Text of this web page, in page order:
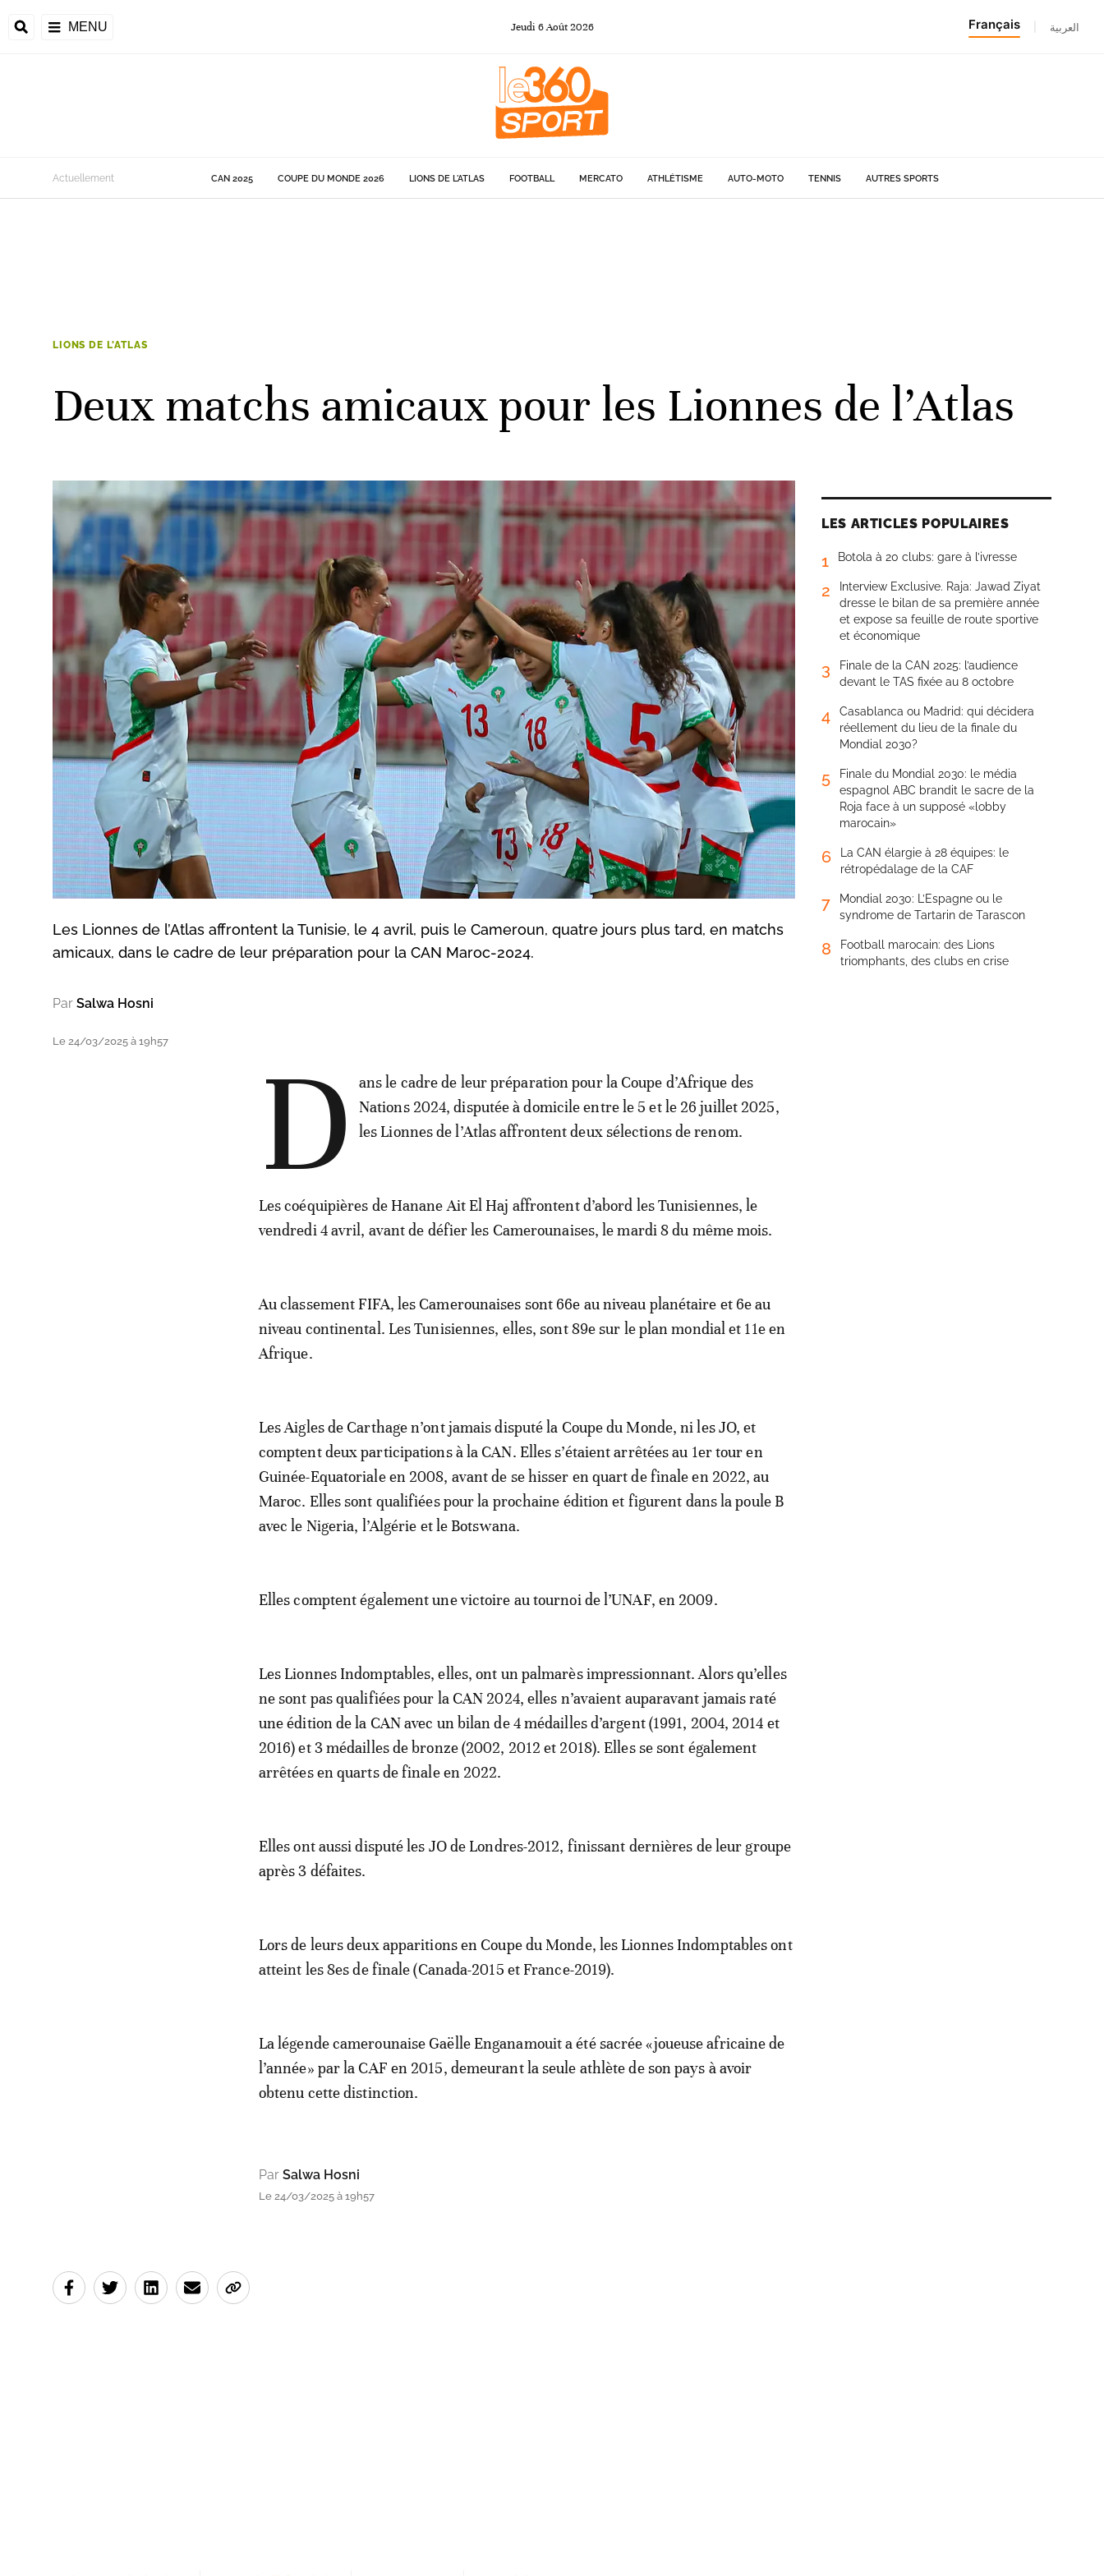
MENU Jeudi 6Août 2026 Français العربية
de la CAF
Actuellement CAN 2025 COUPE DU MONDE 2026 LIONS DE L'ATLAS FOOTBALL MERCATO ATHLÉTISME AUTO-MOTO TENNIS AUTRES SPORTS
LIONS DE L'ATLAS
Deux matchs amicaux pour les Lionnes de l’Atlas
Les Lionnes de l’Atlas affrontent la Tunisie, le 4 avril, puis le Cameroun, quatre jours plus tard, en matchs
amicaux, dans le cadre de leur préparation pour la CAN Maroc-2024.
Par Salwa Hosni
Le 24/03/2025 à 19h57 D
ans le cadre de leur préparation pour la Coupe d’Afrique des
Nations 2024, disputée à domicile entre le 5 et le 26 juillet 2025,
les Lionnes de l’Atlas affrontent deux sélections de renom.
Les coéquipières de Hanane Ait El Haj affrontent d’abord les Tunisiennes, le
vendredi 4 avril, avant de défier les Camerounaises, le mardi 8 du même mois.
Au classement FIFA, les Camerounaises sont 66e au niveau planétaire et 6e au
niveau continental. Les Tunisiennes, elles, sont 89e sur le plan mondial et 11e en
Afrique.
Les Aigles de Carthage n’ont jamais disputé la Coupe du Monde, ni les JO, et
comptent deux participations à la CAN. Elles s’étaient arrêtées au 1er tour en
Guinée-Equatoriale en 2008, avant de se hisser en quart de finale en 2022, au
Maroc. Elles sont qualifiées pour la prochaine édition et figurent dans la poule B
avec le Nigeria, l’Algérie et le Botswana.
Elles comptent également une victoire au tournoi de l’UNAF, en 2009.
Les Lionnes Indomptables, elles, ont un palmarès impressionnant. Alors qu’elles
ne sont pas qualifiées pour la CAN 2024, elles n’avaient auparavant jamais raté
une édition de la CAN avec un bilan de 4 médailles d’argent (1991, 2004, 2014 et
2016) et 3 médailles de bronze (2002, 2012 et 2018). Elles se sont également
arrêtées en quarts de finale en 2022.
Elles ont aussi disputé les JO de Londres-2012, finissant dernières de leur groupe
après 3 défaites.
Lors de leurs deux apparitions en Coupe du Monde, les Lionnes Indomptables ont
atteint les 8es de finale (Canada-2015 et France-2019).
La légende camerounaise Gaëlle Enganamouit a été sacrée «joueuse africaine de
l’année» par la CAF en 2015, demeurant la seule athlète de son pays à avoir
obtenu cette distinction.
Par Salwa Hosni
Le 24/03/2025 à 19h57
LES ARTICLES POPULAIRES
1 Botola à 20 clubs: gare à l’ivresse
2
Interview Exclusive. Raja: Jawad Ziyat
dresse le bilan de sa première année
et expose sa feuille de route sportive
et économique
3
Finale de la CAN 2025: l’audience
devant le TAS fixée au 8 octobre
4
Casablanca ou Madrid: qui décidera
réellement du lieu de la finale du
Mondial 2030?
5
Finale du Mondial 2030: le média
espagnol ABC brandit le sacre de la
Roja face à un supposé «lobby
marocain»
6
La CAN élargie à 28 équipes: le
rétropédalage de la CAF
7
Mondial 2030: L’Espagne ou le
syndrome de Tartarin de Tarascon
8
Football marocain: des Lions
triomphants, des clubs en crise